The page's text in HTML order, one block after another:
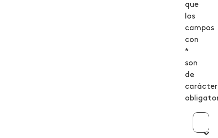
que
los
campos
con
*
son
de
carácter